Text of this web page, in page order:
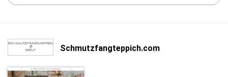
Schmutzfangteppich.com